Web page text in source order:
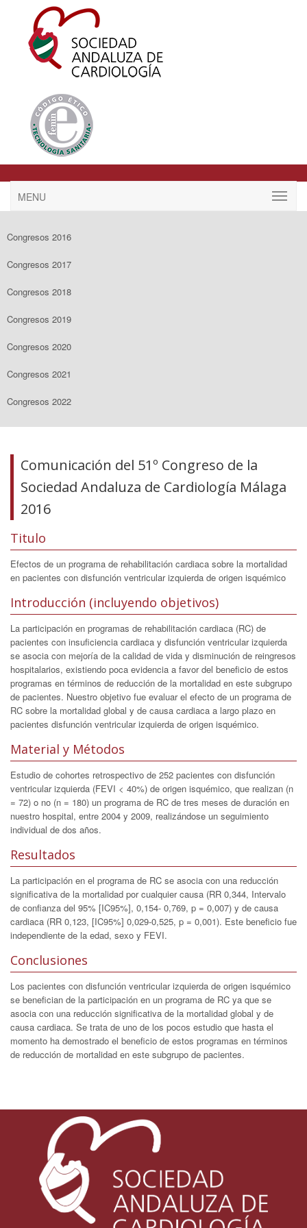
MENU
Congresos 2016
Congresos 2017
Congresos 2018
Congresos 2019
Congresos 2020
Congresos 2021
Congresos 2022
Comunicación del 51º Congreso de la
Sociedad Andaluza de Cardiología Málaga
2016
Titulo
Efectos de un programa de rehabilitación cardiaca sobre la mortalidad
en pacientes con disfunción ventricular izquierda de origen isquémico
Introducción (incluyendo objetivos)
La participación en programas de rehabilitación cardiaca (RC) de
pacientes con insuficiencia cardiaca y disfunción ventricular izquierda
se asocia con mejoría de la calidad de vida y disminución de reingresos
hospitalarios, existiendo poca evidencia a favor del beneficio de estos
programas en términos de reducción de la mortalidad en este subgrupo
de pacientes. Nuestro objetivo fue evaluar el efecto de un programa de
RC sobre la mortalidad global y de causa cardiaca a largo plazo en
pacientes disfunción ventricular izquierda de origen isquémico.
Material y Métodos
Estudio de cohortes retrospectivo de 252 pacientes con disfunción
ventricular izquierda (FEVI < 40%) de origen isquémico, que realizan (n
= 72) o no (n = 180) un programa de RC de tres meses de duración en
nuestro hospital, entre 2004 y 2009, realizándose un seguimiento
individual de dos años.
Resultados
La participación en el programa de RC se asocia con una reducción
significativa de la mortalidad por cualquier causa (RR 0,344, Intervalo
de confianza del 95% [IC95%], 0,154- 0,769, p = 0,007) y de causa
cardiaca (RR 0,123, [IC95%] 0,029-0,525, p = 0,001). Este beneficio fue
independiente de la edad, sexo y FEVI.
Conclusiones
Los pacientes con disfunción ventricular izquierda de origen isquémico
se benefician de la participación en un programa de RC ya que se
asocia con una reducción significativa de la mortalidad global y de
causa cardiaca. Se trata de uno de los pocos estudio que hasta el
momento ha demostrado el beneficio de estos programas en términos
de reducción de mortalidad en este subgrupo de pacientes.